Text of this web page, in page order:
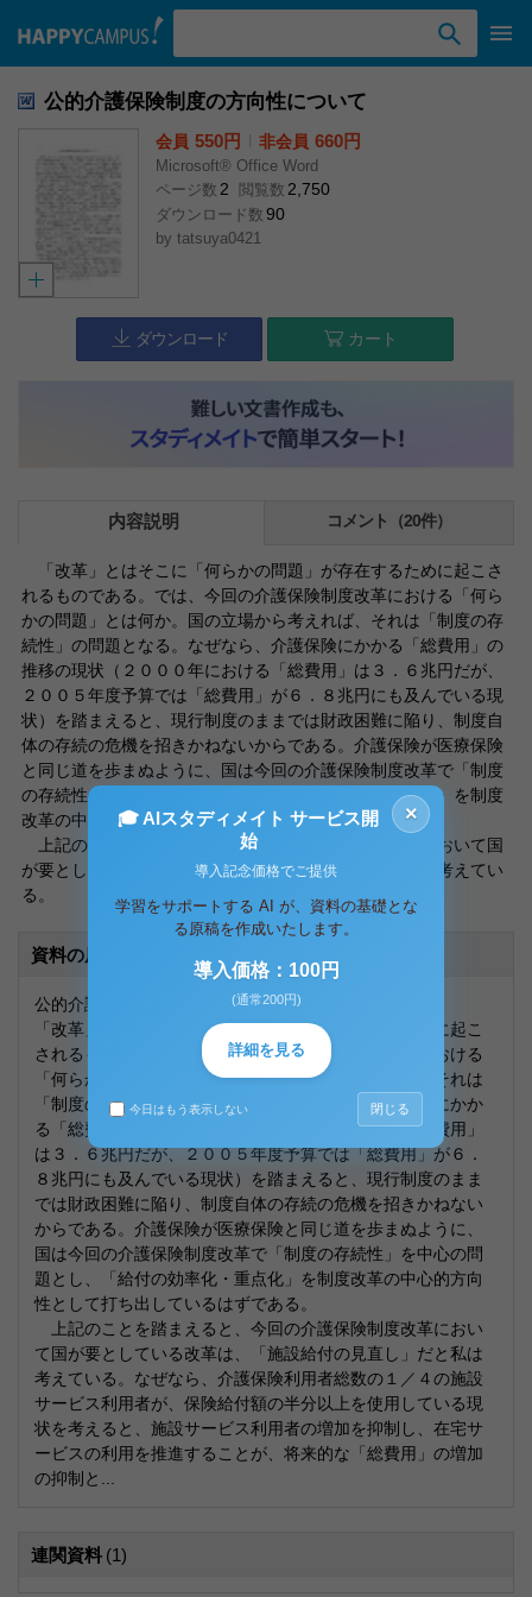
公的介護保険制度の方向性について
会員 550円 非会員 660円
Microsoft® Office Word
ページ数 2 閲覧数 2,750
ダウンロード数 90
by tatsuya0421
ダウンロード カート
内容説明 コメント（20件）
「改革」とはそこに「何らかの問題」が存在するために起こさ
れるものである。では、今回の介護保険制度改革における「何ら
かの問題」とは何か。国の立場から考えれば、それは「制度の存
続性」の問題となる。なぜなら、介護保険にかかる「総費用」の
推移の現状（２０００年における「総費用」は３．６兆円だが、
２００５年度予算では「総費用」が６．８兆円にも及んでいる現
状）を踏まえると、現行制度のままでは財政困難に陥り、制度自
体の存続の危機を招きかねないからである。介護保険が医療保険
と同じ道を歩まぬように、国は今回の介護保険制度改革で「制度
の存続性」を中心の問題とし、「給付の効率化・重点化」を制度
改革の中心的方向性として打ち出しているはずである。
上記のことを踏まえると、今回の介護保険制度改革において国
が要としている改革は、「施設給付の見直し」だと私は考えてい
る。
資料の原本内容
公的介護保険制度改革の方向性について
「改革」とはそこに「何らかの問題」が存在するために起こ
されるものである。では、今回の介護保険制度改革における
「何らかの問題」とは何か。国の立場から考えれば、それは
「制度の存続性」の問題となる。なぜなら、介護保険にかか
る「総費用」の推移の現状（２０００年における「総費用」
は３．６兆円だが、２００５年度予算では「総費用」が６．
８兆円にも及んでいる現状）を踏まえると、現行制度のまま
では財政困難に陥り、制度自体の存続の危機を招きかねない
からである。介護保険が医療保険と同じ道を歩まぬように、
国は今回の介護保険制度改革で「制度の存続性」を中心の問
題とし、「給付の効率化・重点化」を制度改革の中心的方向
性として打ち出しているはずである。
上記のことを踏まえると、今回の介護保険制度改革におい
て国が要としている改革は、「施設給付の見直し」だと私は
考えている。なぜなら、介護保険利用者総数の１／４の施設
サービス利用者が、保険給付額の半分以上を使用している現
状を考えると、施設サービス利用者の増加を抑制し、在宅サ
ービスの利用を推進することが、将来的な「総費用」の増加
の抑制と...
連関資料 (1)
×
🎓 AIスタディメイト サービス開
始
導入記念価格でご提供
学習をサポートする AI が、資料の基礎とな
る原稿を作成いたします。
導入価格：100円
(通常200円)
詳細を見る
今日はもう表示しない 閉じる